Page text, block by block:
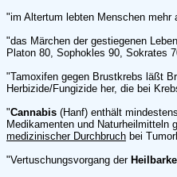
"im Altertum lebten Menschen
"das Märchen der gestiegenen
Platon 80, Sophokles 90, Sokrates
"Tamoxifen gegen Brustkrebs läßt
Herbizide/Fungizide her, die bei
"Cannabis (Hanf) enthält
Medikamenten und Naturheilmitteln
medizinischer Durchbruch bei
"Vertuschungsvorgang der